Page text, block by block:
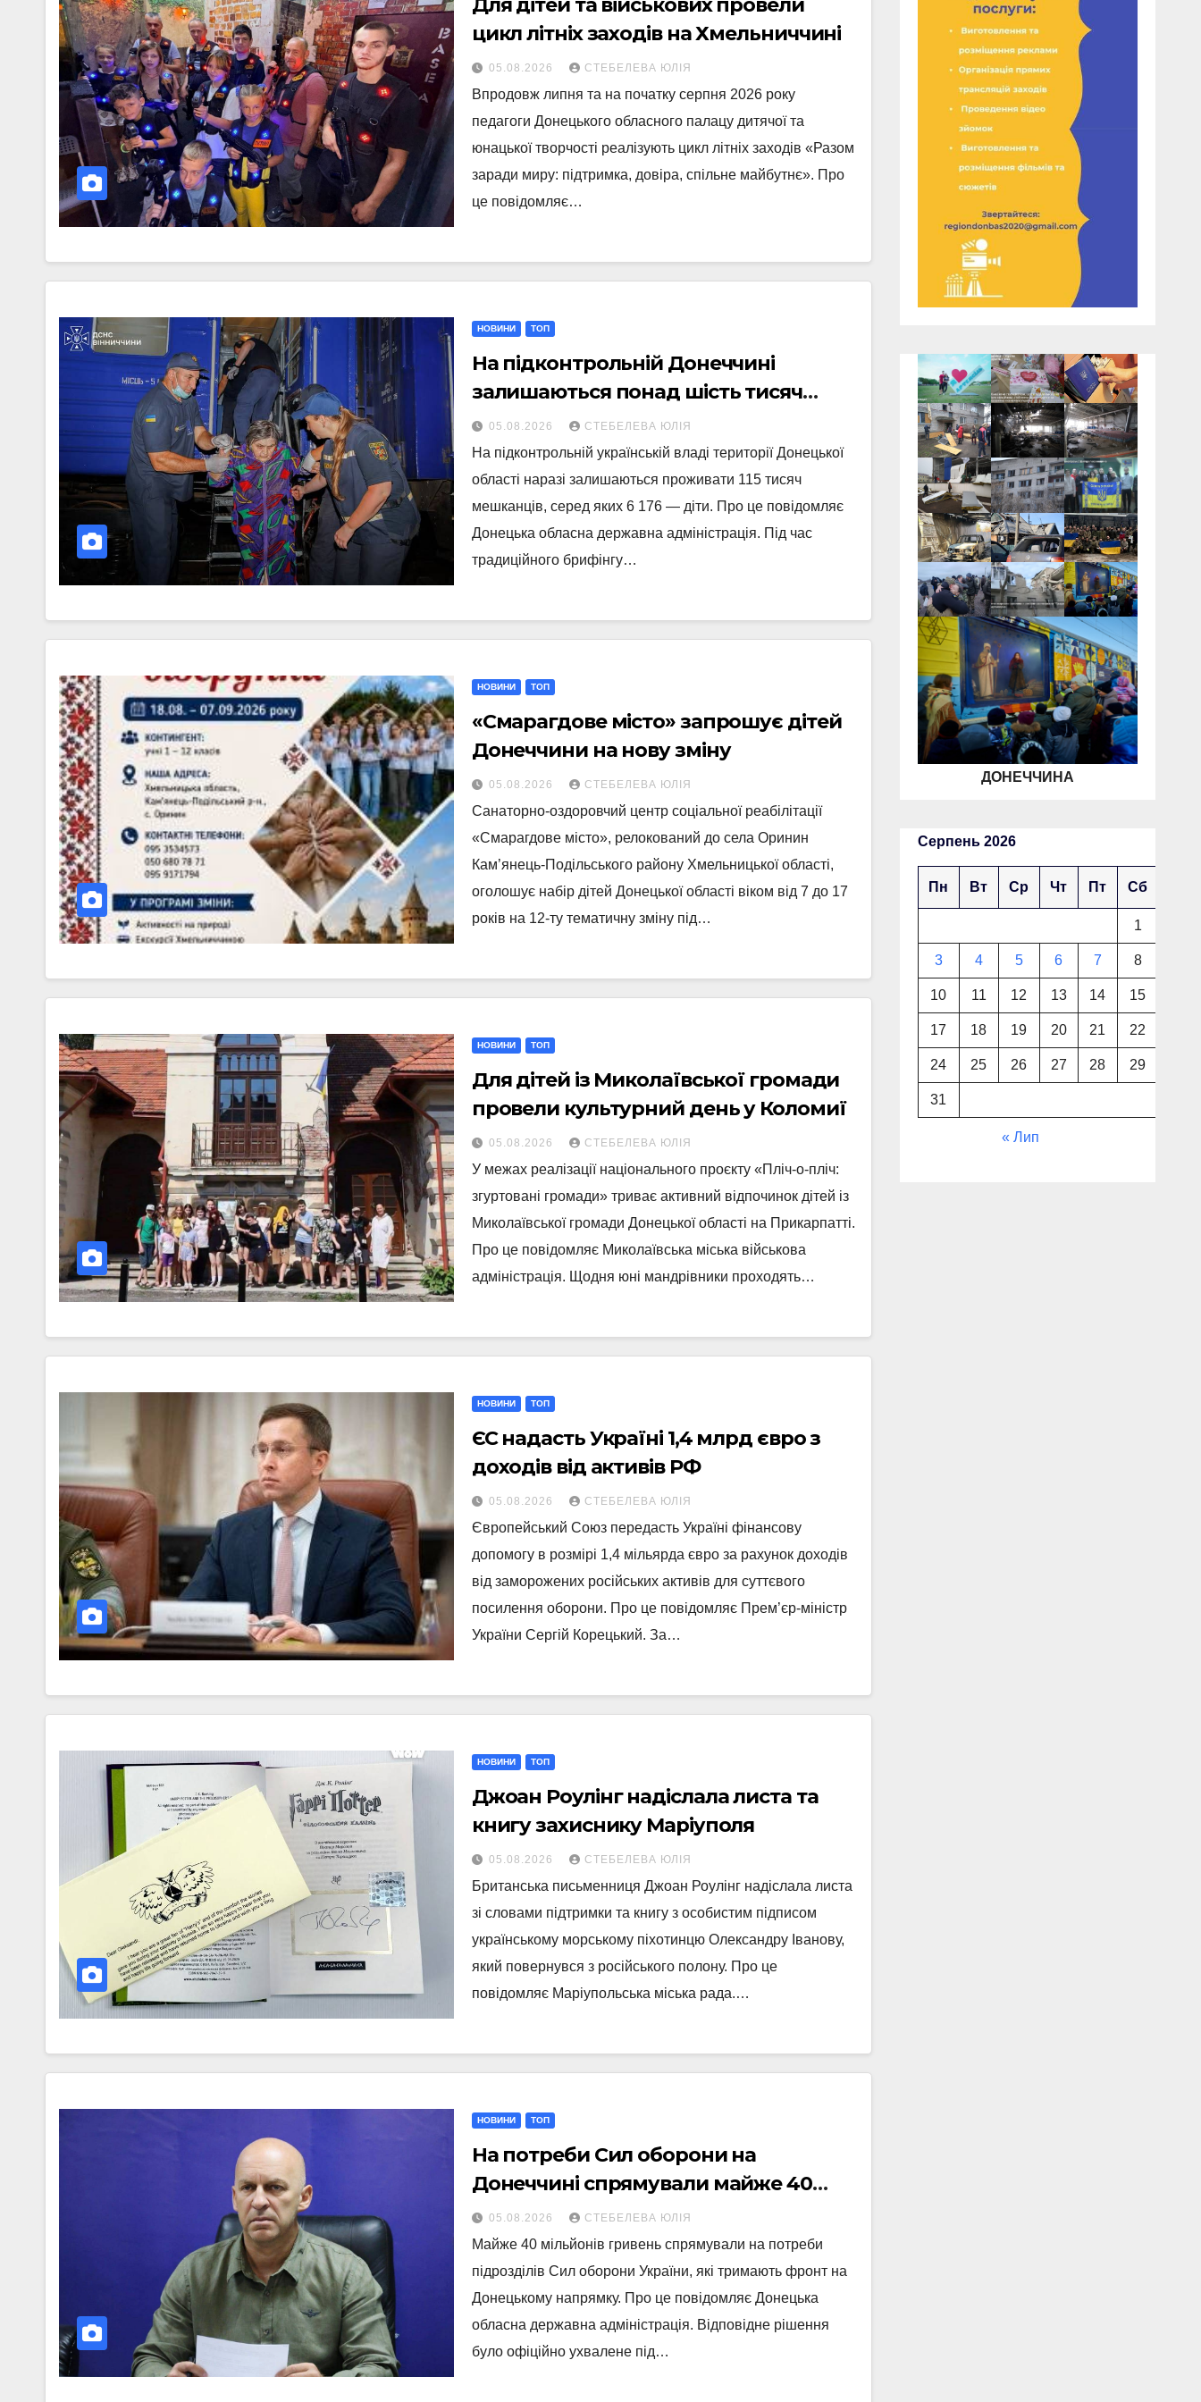
Для дітей та військових провели
цикл літніх заходів на Хмельниччині
05.08.2026 СТЕБЕЛЕВА ЮЛІЯ
Впродовж липня та на початку серпня 2026 року
педагоги Донецького обласного палацу дитячої та
юнацької творчості реалізують цикл літніх заходів «Разом
заради миру: підтримка, довіра, спільне майбутнє». Про
це повідомляє…
НОВИНИ ТОП
На підконтрольній Донеччині
залишаються понад шість тисяч
дітей
05.08.2026 СТЕБЕЛЕВА ЮЛІЯ
На підконтрольній українській владі території Донецької
області наразі залишаються проживати 115 тисяч
мешканців, серед яких 6 176 — діти. Про це повідомляє
Донецька обласна державна адміністрація. Під час
традиційного брифінгу…
НОВИНИ ТОП
«Смарагдове місто» запрошує дітей
Донеччини на нову зміну
05.08.2026 СТЕБЕЛЕВА ЮЛІЯ
Санаторно-оздоровчий центр соціальної реабілітації
«Смарагдове місто», релокований до села Оринин
Кам’янець-Подільського району Хмельницької області,
оголошує набір дітей Донецької області віком від 7 до 17
років на 12-ту тематичну зміну під…
НОВИНИ ТОП
Для дітей із Миколаївської громади
провели культурний день у Коломиї
05.08.2026 СТЕБЕЛЕВА ЮЛІЯ
У межах реалізації національного проєкту «Пліч-о-пліч:
згуртовані громади» триває активний відпочинок дітей із
Миколаївської громади Донецької області на Прикарпатті.
Про це повідомляє Миколаївська міська військова
адміністрація. Щодня юні мандрівники проходять…
НОВИНИ ТОП
ЄС надасть Україні 1,4 млрд євро з
доходів від активів РФ
05.08.2026 СТЕБЕЛЕВА ЮЛІЯ
Європейський Союз передасть Україні фінансову
допомогу в розмірі 1,4 мільярда євро за рахунок доходів
від заморожених російських активів для суттєвого
посилення оборони. Про це повідомляє Прем’єр-міністр
України Сергій Корецький. За…
НОВИНИ ТОП
Джоан Роулінг надіслала листа та
книгу захиснику Маріуполя
05.08.2026 СТЕБЕЛЕВА ЮЛІЯ
Британська письменниця Джоан Роулінг надіслала листа
зі словами підтримки та книгу з особистим підписом
українському морському піхотинцю Олександру Іванову,
який повернувся з російського полону. Про це
повідомляє Маріупольська міська рада.…
НОВИНИ ТОП
На потреби Сил оборони на
Донеччині спрямували майже 40
мільйонів гривень
05.08.2026 СТЕБЕЛЕВА ЮЛІЯ
Майже 40 мільйонів гривень спрямували на потреби
підрозділів Сил оборони України, які тримають фронт на
Донецькому напрямку. Про це повідомляє Донецька
обласна державна адміністрація. Відповідне рішення
було офіційно ухвалене під…
ДОНЕЧЧИНА
Серпень 2026
Пн Вт Ср Чт Пт Сб
1
3 4 5 6 7 8
10 11 12 13 14 15
17 18 19 20 21 22
24 25 26 27 28 29
31
« Лип